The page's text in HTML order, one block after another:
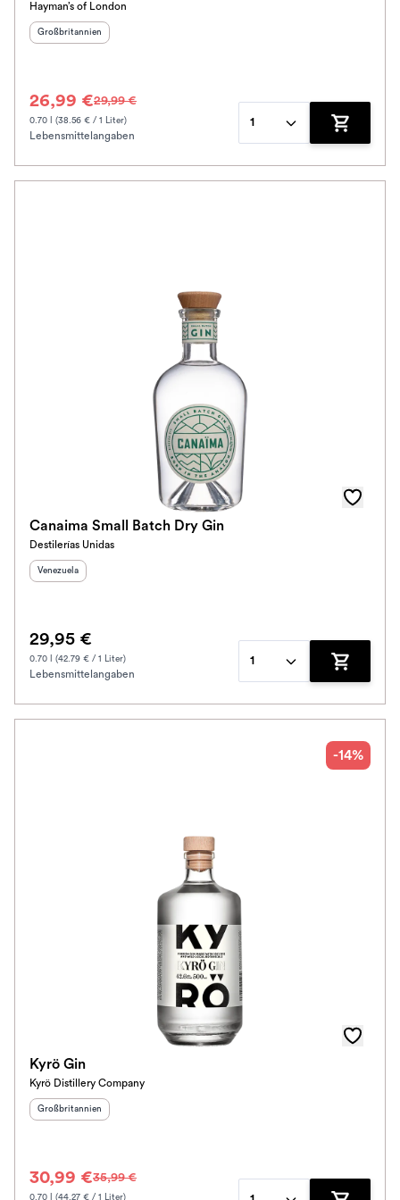
Hayman’s of London
Herkunftsland:
Großbritannien
26,99 €29,99 €
0.70 l (38.56 € / 1 Liter)
Lebensmittelangaben
1
Zum
Canaima Small Batch Dry Gin
Destilerías Unidas
Herkunftsland
Venezuela
29,95 €
0.70 l (42.79 € / 1 Liter)
Lebensmittelangaben
1
Zum
-14%
Kyrö Gin
Kyrö Distillery Company
Herkunftsland:
Großbritannien
30,99 €35,99 €
0.70 l (44.27 € / 1 Liter)